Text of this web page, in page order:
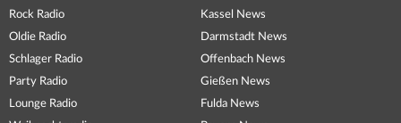
Rock Radio
Oldie Radio
Schlager Radio
Party Radio
Lounge Radio
Kassel News
Darmstadt News
Offenbach News
Gießen News
Fulda News